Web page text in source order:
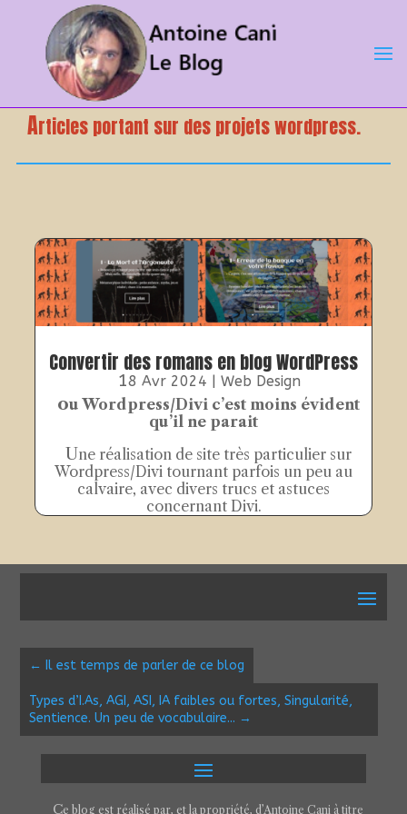
Articles portant sur des projets wordpress.
Convertir des romans en blog WordPress
18 Avr 2024 | Web Design
ou Wordpress/Divi c’est moins évident
qu’il ne parait
Une réalisation de site très particulier sur
Wordpress/Divi tournant parfois un peu au
calvaire, avec divers trucs et astuces
concernant Divi.
← Il est temps de parler de ce blog
Types d’I.As, AGI, ASI, IA faibles ou fortes, Singularité,
Sentience. Un peu de vocabulaire... →
Ce blog est réalisé par, et la propriété, d’Antoine Cani à titre